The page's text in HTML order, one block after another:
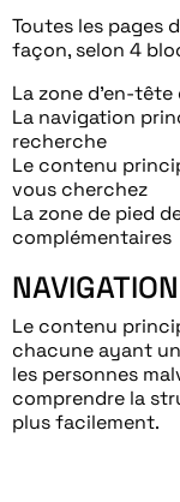
Toutes les pages
façon, selon 4
La zone d’en-tête
La navigation
recherche
Le contenu
vous cherchez
La zone de pied
complémentaires
Le contenu
chacune ayant
les personnes
comprendre la
plus facilement.